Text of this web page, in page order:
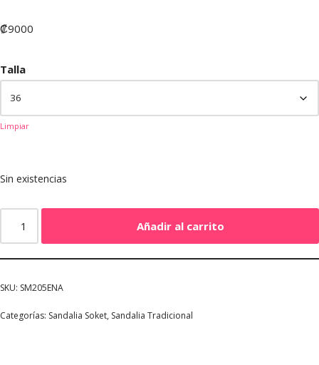
₡9000
Talla
Limpiar
Sin existencias
Añadir al carrito
SKU: SM205ENA
Categorías: Sandalia Soket, Sandalia Tradicional